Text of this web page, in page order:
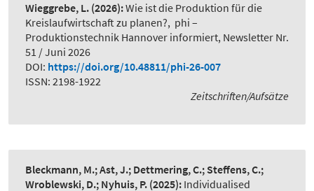
Wieggrebe, L. (2026):Wie ist die Produktion für die
Kreislaufwirtschaft zu planen?, phi –
Produktionstechnik Hannover informiert, Newsletter Nr.
51 / Juni 2026
DOI: https://doi.org/10.48811/phi-26-007
ISSN: 2198-1922
Zeitschriften/Aufsätze
Bleckmann, M.; Ast, J.; Dettmering, C.; Steffens, C.;
Wroblewski, D.; Nyhuis, P. (2025): Individualised